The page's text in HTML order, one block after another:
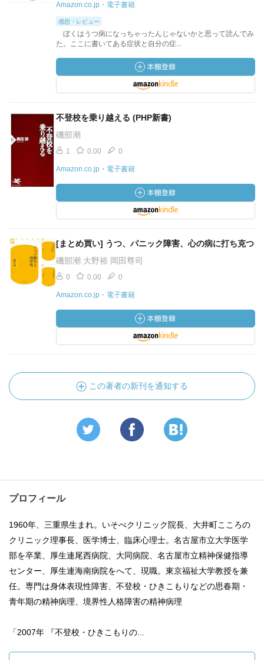
Amazon.co.jp・電子書籍
感想・レビュー
ぼくはうつ病になっちゃったんじゃないかと思って読んでみ
た。ここに書いてある症状と自分の症...
不登校を乗り越える (PHP新書)
磯部潮
1 0.00 0
Amazon.co.jp・電子書籍
[まとめ買い] うつ、パニック障害、心の病に打ち克つ
磯部潮 大野裕 岡田尊司
0 0.00 0
Amazon.co.jp・電子書籍
この著者の新刊を通知する
プロフィール
1960年、三重県生まれ。いそべクリニック院長、大井町こころの
クリニック理事長、医学博士、臨床心理士。名古屋市立大学医学
部を卒業、厚生連尾西病院、大同病院、名古屋市立精神保健指導
センター、厚生連海南病院をへて、現職。東京福祉大学教授を兼
任。専門は身体表現性障害、不登校・ひきこもりなどの思春期・
青年期の精神病理、境界性人格障害の精神病理
「2007年 『不登校・ひきこもりの...